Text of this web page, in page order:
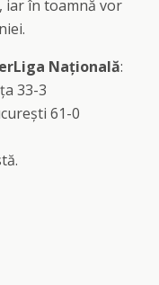
iar în toamnă vor
Națională:
33-3
61-0